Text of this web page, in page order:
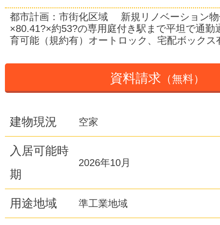
都市計画：市街化区域 新規リノベーション物
×80.41?×約53?の専用庭付き駅まで平坦で通勤
育可能（規約有）オートロック、宅配ボックス
資料請求 （無料）
建物現況 空家
入居可能時
期
2026年10月
用途地域 準工業地域